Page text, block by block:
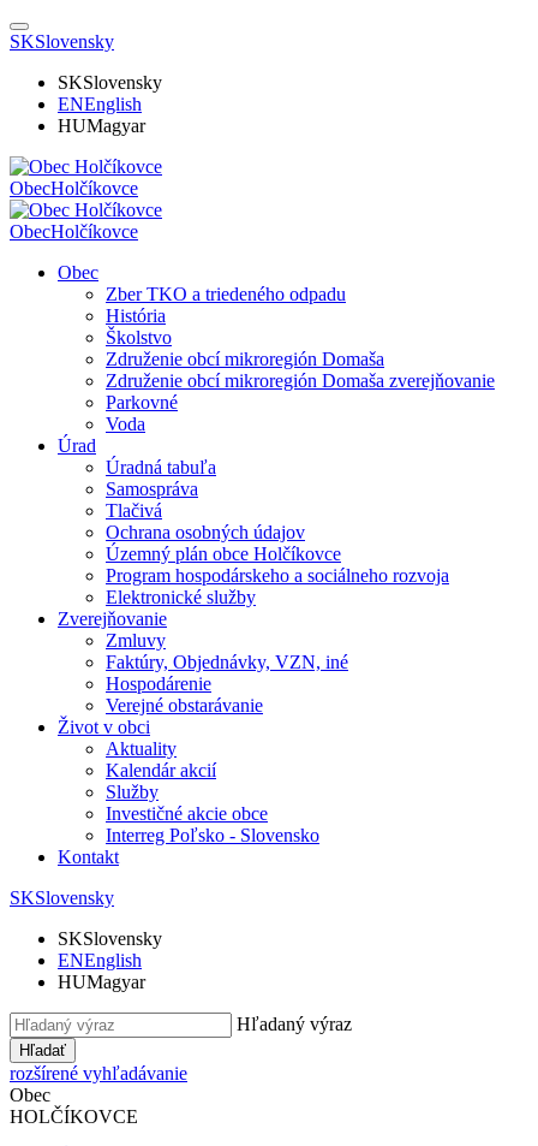
SKSlovensky
SKSlovensky
ENEnglish
HUMagyar
ObecHolčíkovce
ObecHolčíkovce
Obec
Zber TKO a triedeného odpadu
História
Školstvo
Združenie obcí mikroregión Domaša
Združenie obcí mikroregión Domaša zverejňovanie
Parkovné
Voda
Úrad
Úradná tabuľa
Samospráva
Tlačivá
Ochrana osobných údajov
Územný plán obce Holčíkovce
Program hospodárskeho a sociálneho rozvoja
Elektronické služby
Zverejňovanie
Zmluvy
Faktúry, Objednávky, VZN, iné
Hospodárenie
Verejné obstarávanie
Život v obci
Aktuality
Kalendár akcií
Služby
Investičné akcie obce
Interreg Poľsko - Slovensko
Kontakt
SKSlovensky
SKSlovensky
ENEnglish
HUMagyar
Hľadaný výraz
Hľadať
rozšírené vyhľadávanie
Obec
HOLČÍKOVCE